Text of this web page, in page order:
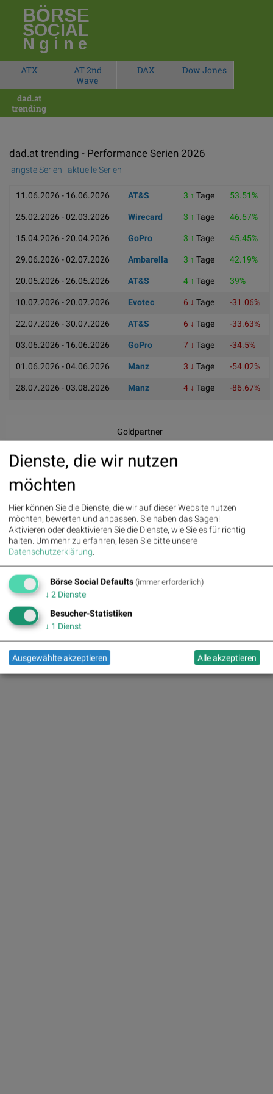
BÖRSE
SOCIAL
Ngine
ATX
AT 2nd
Wave
DAX Dow Jones
dad.at
trending
dad.at trending - Performance Serien 2026
längste Serien | aktuelle Serien
11.06.2026 - 16.06.2026 AT&S 3 ↑ Tage 53.51%
25.02.2026 - 02.03.2026 Wirecard 3 ↑ Tage 46.67%
15.04.2026 - 20.04.2026 GoPro 3 ↑ Tage 45.45%
29.06.2026 - 02.07.2026 Ambarella 3 ↑ Tage 42.19%
20.05.2026 - 26.05.2026 AT&S 4 ↑ Tage 39%
10.07.2026 - 20.07.2026 Evotec 6 ↓ Tage -31.06%
22.07.2026 - 30.07.2026 AT&S 6 ↓ Tage -33.63%
03.06.2026 - 16.06.2026 GoPro 7 ↓ Tage -34.5%
01.06.2026 - 04.06.2026 Manz 3 ↓ Tage -54.02%
28.07.2026 - 03.08.2026 Manz 4 ↓ Tage -86.67%
Goldpartner
Infrastrukturpartner
Dienste, die wir nutzen
möchten
Hier können Sie die Dienste, die wir auf dieser Website nutzen
möchten, bewerten und anpassen. Sie haben das Sagen!
Aktivieren oder deaktivieren Sie die Dienste, wie Sie es für richtig
halten. Um mehr zu erfahren, lesen Sie bitte unsere
Datenschutzerklärung.
Börse Social Defaults (immer erforderlich)
↓ 2 Dienste
Besucher-Statistiken
↓ 1 Dienst
Ausgewählte akzeptieren Alle akzeptieren